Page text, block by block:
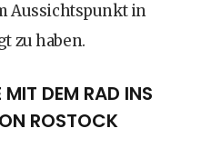
Aussichtspunkt in
zu haben.
DEM RAD INS
ROSTOCK